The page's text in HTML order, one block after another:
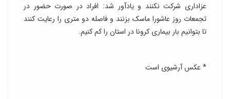
عزاداری شرکت نکنند و یادآور شد: افراد در صورت حضور در
تجمعات روز عاشورا ماسک بزنند و فاصله دو متری را رعایت کنند
تا بتوانیم بار بیماری کرونا در استان را کم کنیم.
* عکس آرشیوی است